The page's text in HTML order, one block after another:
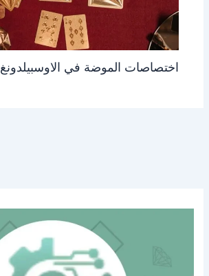
اختصاصات الموضة في الاوسبيلدونغ